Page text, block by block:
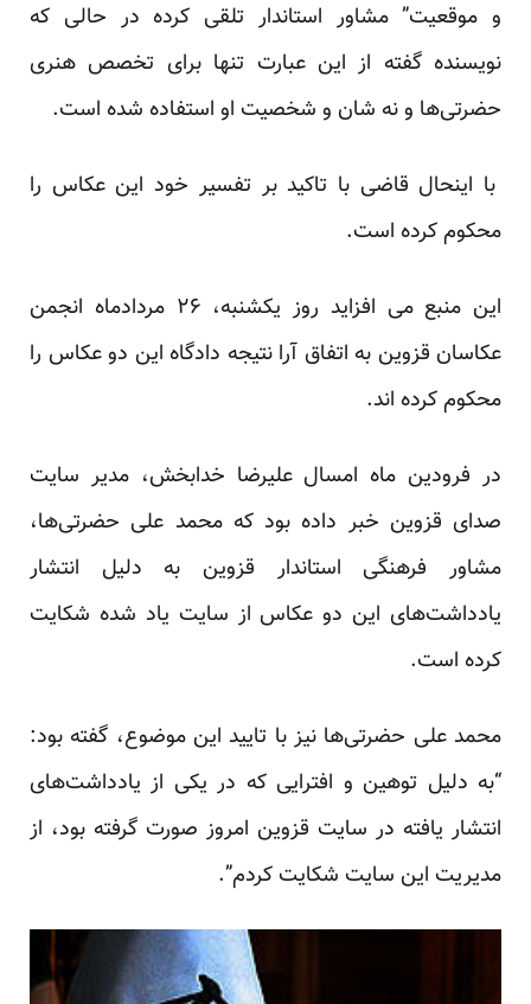
و موقعیت” مشاور استاندار تلقی کرده در حالی که
نویسنده گفته از این عبارت تنها برای تخصص هنری
حضرتی‌ها و نه شان و شخصیت او استفاده شده است.
با اینحال قاضی با تاکید بر تفسیر خود این عکاس را
محکوم کرده است.
این منبع می افزاید روز یکشنبه، ۲۶ مردادماه انجمن
عکاسان قزوین به اتفاق آرا نتیجه دادگاه این دو عکاس را
محکوم کرده اند.
در فرودین ماه امسال علیرضا خدابخش، مدیر سایت
صدای قزوین خبر داده بود که محمد علی حضرتی‌ها،
مشاور فرهنگی استاندار قزوین به دلیل انتشار
یادداشت‌های این دو عکاس از سایت یاد شده شکایت
کرده است.
محمد علی حضرتی‌ها نیز با تایید این موضوع، گفته بود:
“به دلیل توهین و افترایی که در یکی از یادداشت‌های
انتشار یافته در سایت قزوین امروز صورت گرفته بود، از
مدیریت این سایت شکایت کردم”.